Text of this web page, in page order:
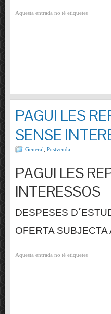
Aquesta entrada no té etiquetes
PAGUI LES
SENSE
General Postvenda
PAGUI LES
INTERESSOS
DESPESES
OFERTA
Aquesta entrada no té etiquetes